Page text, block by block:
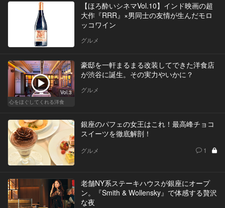
【ほろ酔いシネマVol.10】インド映画の超
大作『RRR』×男同士の友情が生んだモロ
ッコワイン
グルメ
Vol.3
心をほぐしてくれる洋食
豪邸を一軒まるまる改装してできた洋食店
が渋谷に誕生。その実力やいかに？
グルメ
銀座のパフェの女王はこれ！最高峰チョコ
スイーツを徹底解剖！
グルメ 1
老舗NY系ステーキハウスが銀座にオープ
ン。『Smith & Wollensky』で体感する贅沢
な夜